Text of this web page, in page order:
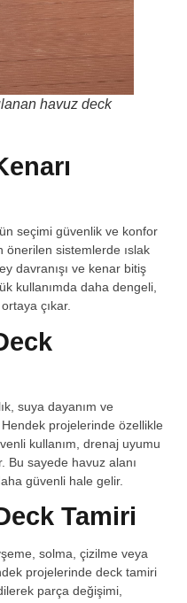
havuz deck
seçimi güvenlik ve konfor
önerilen sistemlerde ıslak
davranışı ve kenar bitiş
kullanımda daha dengeli,
çıkar.
suya dayanım ve
projelerinde özellikle
kullanım, drenaj uyumu
Bu sayede havuz alanı
güvenli hale gelir.
Tamiri
solma, çizilme veya
projelerinde deck tamiri
parça değişimi,